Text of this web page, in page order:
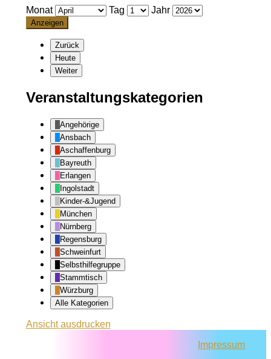
Monat Tag Jahr
Zurück
Heute
Weiter
Veranstaltungskategorien
Angehörige
Ansbach
Aschaffenburg
Bayreuth
Erlangen
Ingolstadt
Kinder-&Jugend
München
Nürnberg
Regensburg
Schweinfurt
Selbsthilfegruppe
Stammtisch
Würzburg
Alle Kategorien
Ansichtausdrucken
Impressum